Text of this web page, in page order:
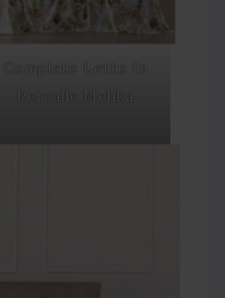
Percalle Melika